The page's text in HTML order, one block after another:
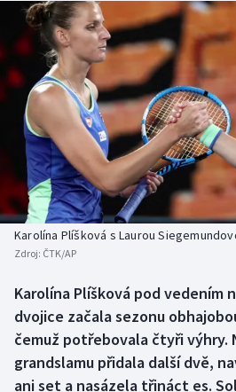
Cyklistika
DALŠÍ SPORTY
Americký fotbal
Baseball a softbal
Basketbal
Biatlon
Box
Curling
NEPŘEHLÉDNĚTE
Soutěže
Historické návraty
Aplikace ČT sport
Karolína Plíšková s Laurou
Zdroj: ČTK/AP
Karolína Plíšková pod vedením
dvojice začala sezonu
čemuž potřebovala čtyři výhry.
grandslamu přidala další dvě,
ani set a nasázela třináct es.